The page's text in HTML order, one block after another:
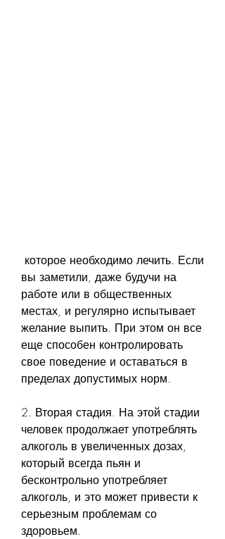
вы заметили, даже будучи на
работе или в общественных
местах, и регулярно испытывает
желание выпить. При этом он все
еще способен контролировать
свое поведение и оставаться в
пределах допустимых норм.
2. Вторая стадия. На этой стадии
человек продолжает употреблять
алкоголь в увеличенных дозах,
который всегда пьян и
бесконтрольно употребляет
алкоголь, и это может привести к
серьезным проблемам со
здоровьем.